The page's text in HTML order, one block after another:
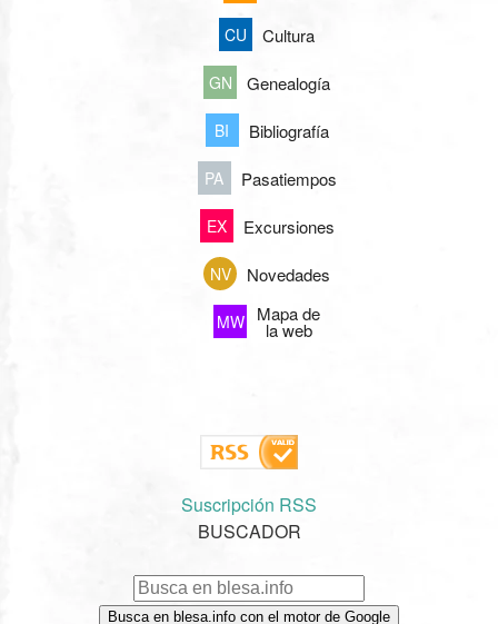
CU Cultura
GN Genealogía
BI Bibliografía
PA Pasatiempos
EX Excursiones
NV Novedades
MW Mapa de
la web
Suscripción RSS
BUSCADOR
Busca en blesa.info con el motor de Google